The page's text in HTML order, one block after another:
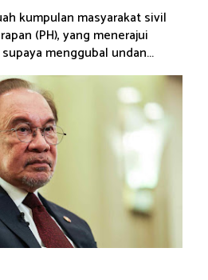
kumpulan masyarakat sivil
(PH), yang menerajui
menggubal undan...